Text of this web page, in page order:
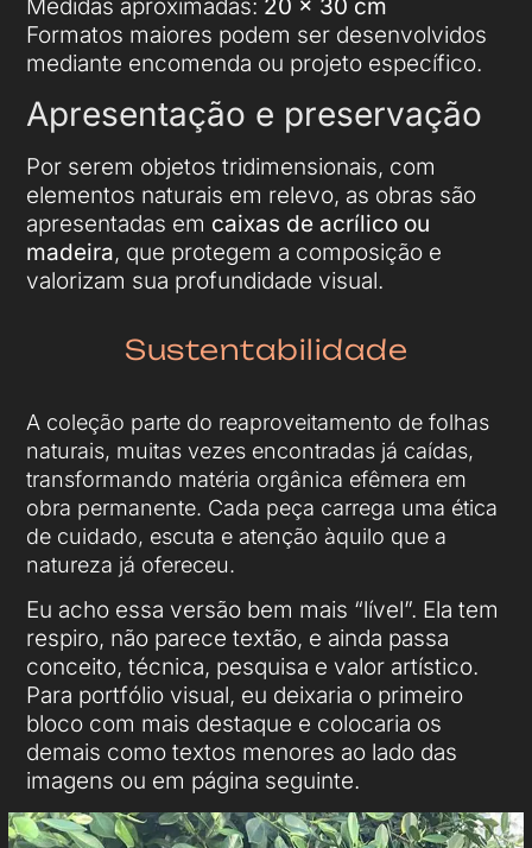
Medidas aproximadas: 20 x 30 cm
Formatos maiores podem ser desenvolvidos
mediante encomenda ou projeto específico.
Apresentação e preservação
Por serem objetos tridimensionais, com
elementos naturais em relevo, as obras são
apresentadas em caixas de acrílico ou
madeira, que protegem a composição e
valorizam sua profundidade visual.
Sustentabilidade
A coleção parte do reaproveitamento de folhas
naturais, muitas vezes encontradas já caídas,
transformando matéria orgânica efêmera em
obra permanente. Cada peça carrega uma ética
de cuidado, escuta e atenção àquilo que a
natureza já ofereceu.
Eu acho essa versão bem mais “lível”. Ela tem
respiro, não parece textão, e ainda passa
conceito, técnica, pesquisa e valor artístico.
Para portfólio visual, eu deixaria o primeiro
bloco com mais destaque e colocaria os
demais como textos menores ao lado das
imagens ou em página seguinte.